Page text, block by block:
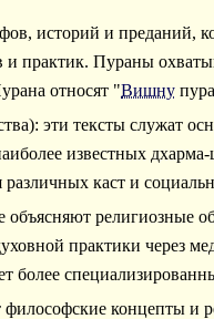
историй и преданий,
и практик. Пураны
относят "Вишну
эти тексты служат
известных
различных каст и
объясняют религиозные
практики через
более
концепты и